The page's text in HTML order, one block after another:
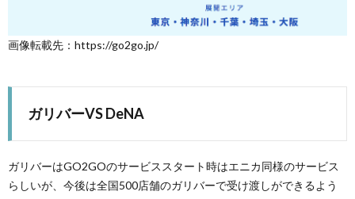
画像転載先：https://go2go.jp/
ガリバーVS DeNA
ガリバーはGO2GOのサービススタート時はエニカ同様のサービス
らしいが、今後は全国500店舗のガリバーで受け渡しができるよう